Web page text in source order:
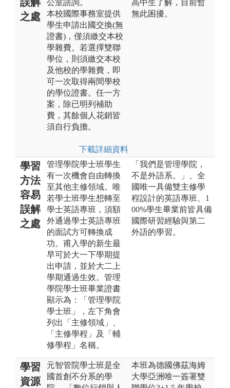
之處
公室諮詢。
本校國際事務室提供
學生申請出國交換(無
證書)，僅須繳交本校
學雜費。若選擇雙聯
學位，則須繳交本校
及他校的學雜費，即
可一次取得兩間學校
的學位證書。任一方
案，除已明列補助
費，其餘個人花銷皆
須自行負擔。
下載詳細資料
高中生了解，目前暫
無此困擾。
學習
方法
容易
誤解
之處
管理學院學士班學生
有一次機會自由轉換
至其他主修領域。唯
若學士班學生想轉至
學士英語專班，須額
外通過學士英語專班
的面試方可轉換成
功。甫入學的新生最
早可於大一下學期提
出申請，並於大二上
學期通過生效。管理
學院學士班畢業證書
顯示為：「管理學院
學士班」，左下角會
列出「主修領域」、
「主修學程」及「輔
修學程」名稱。
「我們是管理學院，
不是外語系。」、全
國唯一具備雙主修學
程設計的英語專班、1
00%學生畢業前皆具備
國際研習經驗與第二
外語的學習。
學習
資源
元智管院學士班是全
國首創不分系的學
本班為德國佛茲海姆
大學亞洲唯一簽署雙